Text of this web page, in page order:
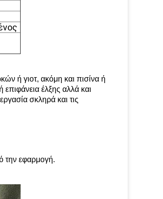
ή γιοτ, ακόμη και πισίνα ή
επιφάνεια έλξης αλλά και
σκληρά και τις
την εφαρμογή.